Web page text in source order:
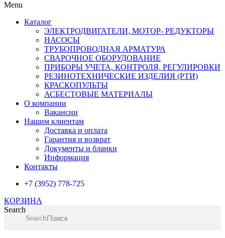
Menu
Каталог
ЭЛЕКТРОДВИГАТЕЛИ, МОТОР- РЕДУКТОРЫ
НАСОСЫ
ТРУБОПРОВОДНАЯ АРМАТУРА
СВАРОЧНОЕ ОБОРУДОВАНИЕ
ПРИБОРЫ УЧЕТА, КОНТРОЛЯ, РЕГУЛИРОВКИ
РЕЗИНОТЕХНИЧЕСКИЕ ИЗДЕЛИЯ (РТИ)
КРАСКОПУЛЬТЫ
АСБЕСТОВЫЕ МАТЕРИАЛЫ
О компании
Вакансии
Нашим клиентам
Доставка и оплата
Гарантия и возврат
Документы и бланки
Информация
Контакты
+7 (3952) 778-725
КОРЗИНА
Search
Search